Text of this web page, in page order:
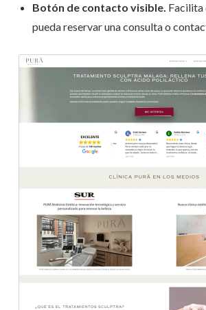
Botón de contacto visible. Facilita
pueda reservar una consulta o